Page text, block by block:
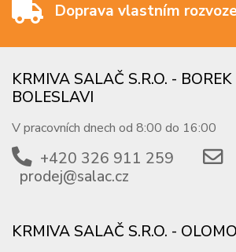
Doprava vlastním
KRMIVA SALAČ S.R.O. -
BOLESLAVI
V pracovních dnech od 8:00 do 16:00
+420 326 911 259
prodej@salac.cz
KRMIVA SALAČ S.R.O. -